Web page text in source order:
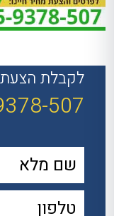
לקבלת הצעת
507